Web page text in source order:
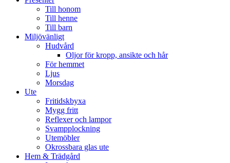
Till honom
Till henne
Till barn
Miljövänligt
Hudvård
Oljor för kropp, ansikte och hår
För hemmet
Ljus
Morsdag
Ute
Fritidskbyxa
Mygg fritt
Reflexer och lampor
Svampplockning
Utemöbler
Okrossbara glas ute
Hem & Trädgård